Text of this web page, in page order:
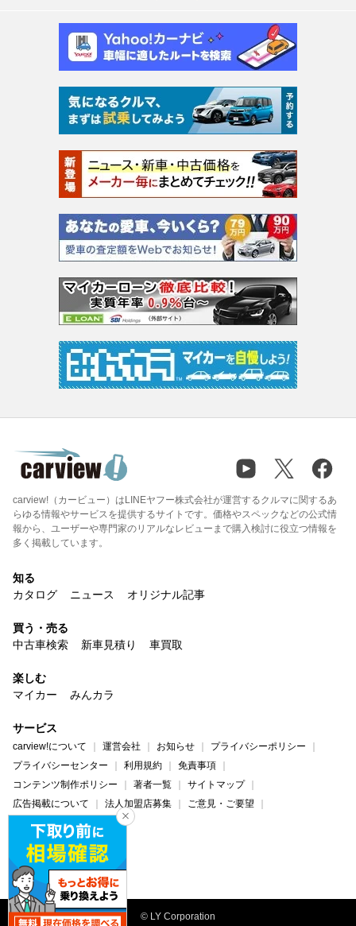
carview!（カービュー）はLINEヤフー株式会社が運営するクルマに関するあ
らゆる情報やサービスを提供するサイトです。価格やスペックなどの公式情
報から、ユーザーや専門家のリアルなレビューまで購入検討に役立つ情報を
多く掲載しています。
知る
カタログ
ニュース オリジナル記事
買う・売る
中古車検索
新車見積り 車買取
楽しむ
マイカー
みんカラ
サービス
carview!について 運営会社 お知らせ
プライバシーポリシー
プライバシーセンター
利用規約
免責事項
コンテンツ制作ポリシー
著者一覧
サイトマップ
広告掲載について
法人加盟店募集
ご意見・ご要望
ヘルプ・お問い合わせ
carview! Yahoo! JAPAN
© LY Corporation